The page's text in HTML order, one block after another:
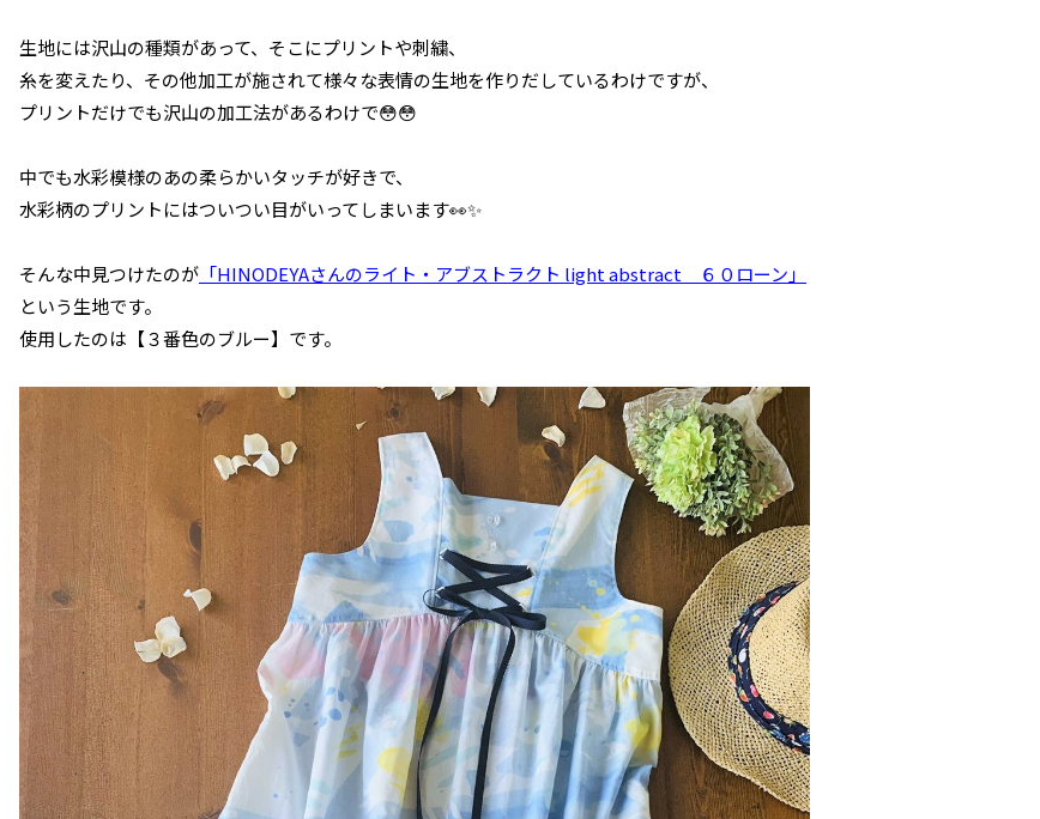
生地には沢山の種類があって、そこにプリントや刺繍、
糸を変えたり、その他加工が施されて様々な表情の生地を作りだしているわけですが、
プリントだけでも沢山の加工法があるわけで😳😳
中でも水彩模様のあの柔らかいタッチが好きで、
水彩柄のプリントにはついつい目がいってしまいます👀✨
そんな中見つけたのが 「HINODEYAさんのライト・アブストラクト light abstract ６０ローン」
という生地です。
使用したのは【３番色のブルー】です。